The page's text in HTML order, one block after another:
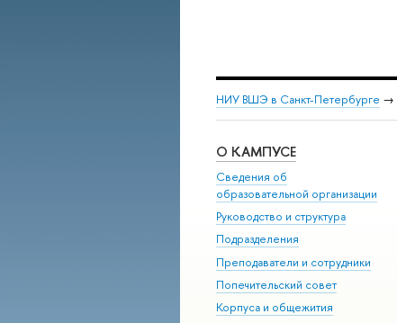
НИУ ВШЭ в Санкт-Петербурге →
О КАМПУСЕ
Сведения об
образовательной организации
Руководство и структура
Подразделения
Преподаватели и сотрудники
Попечительский совет
Корпуса и общежития